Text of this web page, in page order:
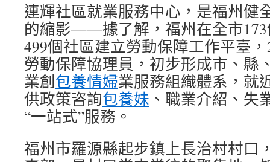
連輝社區就業服務中心，是福州健
的縮影——據了解，福州在全市
499個社區建立勞動保障工作平臺
勞動保障協理員，初步形成市、縣
業創包養情婦業服務組織體系，就
供政策咨詢包養妹 、職業介紹、失
“一站式”服務。
福州市羅源縣起步鎮上長治村村口